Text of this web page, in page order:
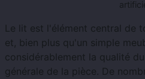
Le lit est l'élément central de
et, bien plus qu'un simple
considérablement la qualité
générale de la pièce. De